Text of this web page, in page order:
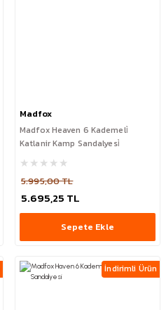
Madfox
Madfox Heaven 6 Kademeli̇
Katlanir Kamp Sandalyesi̇
5.995,00 TL
5.695,25 TL
Sepete Ekle
İndirimli Ürün